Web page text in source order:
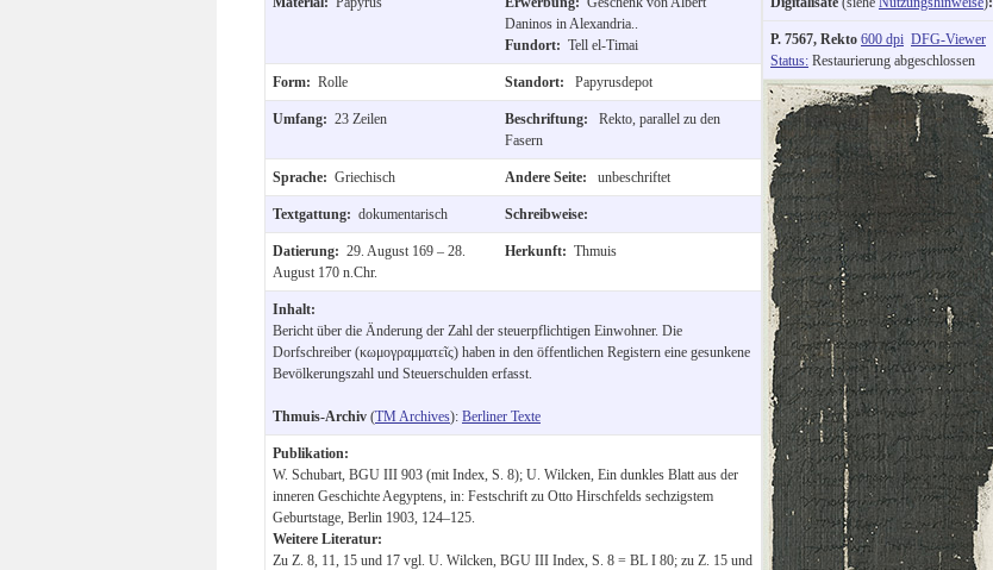
Daninos in Alexandria..
Fundort: Tell el-Timai
Form: Rolle Standort: Papyrusdepot
Umfang: 23 Zeilen Beschriftung:
Rekto, parallel zu den
Fasern
Sprache: Griechisch Andere Seite: unbeschriftet
Textgattung: dokumentarisch Schreibweise:
Datierung: 29. August 169 – 28.
August 170 n.Chr.
Herkunft: Thmuis
Inhalt:
Bericht über die Änderung der Zahl der steuerpflichtigen Einwohner. Die
Dorfschreiber (κωμογραμματεῖς) haben in den öffentlichen Registern eine gesunkene
Bevölkerungszahl und Steuerschulden erfasst.
Thmuis-Archiv (TM Archives): Berliner Texte
Publikation:
W. Schubart, BGU III 903 (mit Index, S. 8); U. Wilcken, Ein dunkles Blatt aus der
inneren Geschichte Aegyptens, in: Festschrift zu Otto Hirschfelds sechzigstem
Geburtstage, Berlin 1903, 124–125.
Weitere Literatur:
Zu Z. 8, 11, 15 und 17 vgl. U. Wilcken, BGU III Index, S. 8 = BL I 80; zu Z. 15 und
P. 7567, Rekto 600 dpi DFG-Viewer
Status: Restaurierung abgeschlossen